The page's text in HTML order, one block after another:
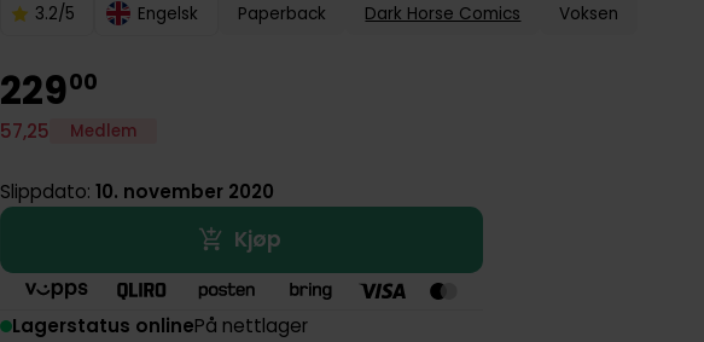
3.2/5 Engelsk Paperback Dark Horse Comics Voksen
22900
57,25 Medlem
Slippdato:10. november 2020
Kjøp
Lagerstatus onlinePå nettlager